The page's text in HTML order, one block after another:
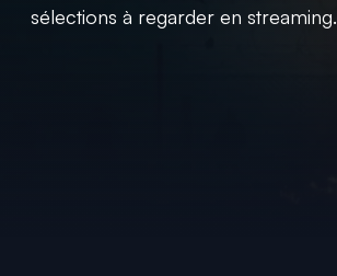
sélections à regarder en streaming.